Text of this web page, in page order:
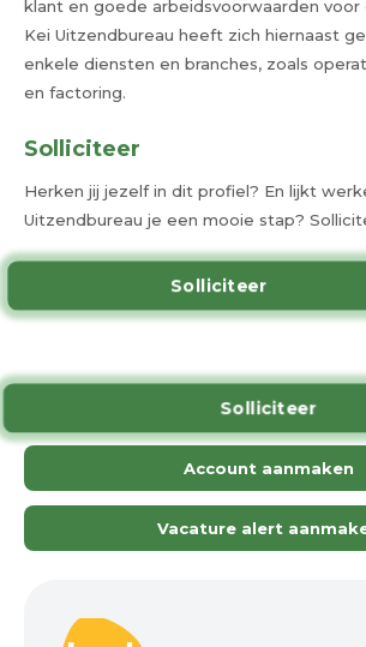
klant en goede arbeidsvoorwaarden voor
Kei Uitzendbureau heeft zich hiernaast
enkele diensten en branches, zoals
en factoring.
Solliciteer
Herken jij jezelf in dit profiel? En lijkt
Uitzendbureau je een mooie stap?
Solliciteer
Solliciteer
Account aanmaken
Vacature alert